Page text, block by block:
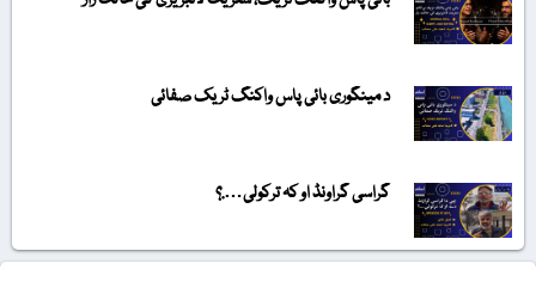
د مینگوری بائی پاس واکنگ ٹریک صفائی
گراسی گراونڈ او کہ ترکولی….؟